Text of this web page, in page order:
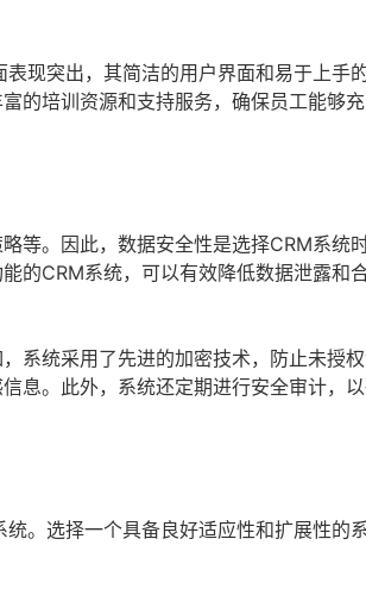
现突出，其简洁的用户界面和易于上手
的培训资源和支持服务，确保员工能够充
等。因此，数据安全性是选择CRM系统
的CRM系统，可以有效降低数据泄露和
系统采用了先进的加密技术，防止未授
息。此外，系统还定期进行安全审计，
。选择一个具备良好适应性和扩展性的系